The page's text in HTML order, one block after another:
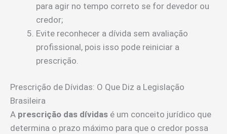
para agir no tempo correto se for devedor ou
credor;
Evite reconhecer a dívida sem avaliação
profissional, pois isso pode reiniciar a
prescrição.
Prescrição de Dívidas: O Que Diz a Legislação
Brasileira
A prescrição das dívidas é um conceito jurídico que
determina o prazo máximo para que o credor possa